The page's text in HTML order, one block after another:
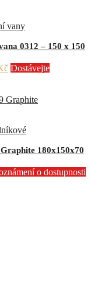
vany
0312 – 150 x 150
Aktuální
47
Dostávejte
180x150x70
o dostupnosti